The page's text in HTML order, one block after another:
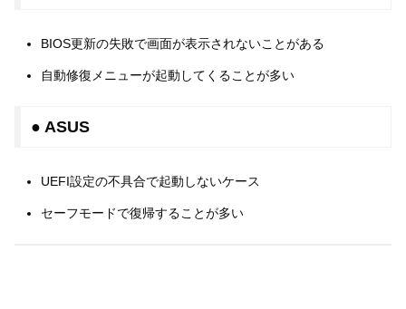
BIOS更新の失敗で画面が表示されないことがある
自動修復メニューが起動してくることが多い
● ASUS
UEFI設定の不具合で起動しないケース
セーフモードで復帰することが多い